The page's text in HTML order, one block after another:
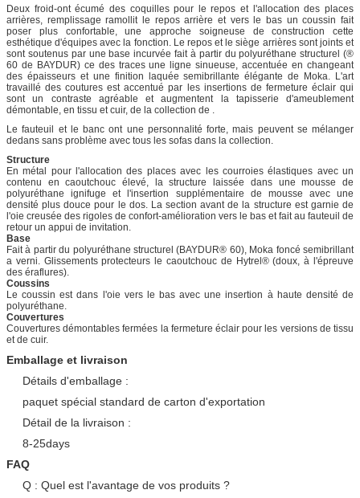
Deux froid-ont écumé des coquilles pour le repos et l'allocation des places
arrières, remplissage ramollit le repos arrière et vers le bas un coussin fait
poser plus confortable, une approche soigneuse de construction cette
esthétique d'équipes avec la fonction. Le repos et le siège arrières sont joints et
sont soutenus par une base incurvée fait à partir du polyuréthane structurel (®
60 de BAYDUR) ce des traces une ligne sinueuse, accentuée en changeant
des épaisseurs et une finition laquée semibrillante élégante de Moka. L'art
travaillé des coutures est accentué par les insertions de fermeture éclair qui
sont un contraste agréable et augmentent la tapisserie d'ameublement
démontable, en tissu et cuir, de la collection de .
Le fauteuil et le banc ont une personnalité forte, mais peuvent se mélanger
dedans sans problème avec tous les sofas dans la collection.
Structure
En métal pour l'allocation des places avec les courroies élastiques avec un
contenu en caoutchouc élevé, la structure laissée dans une mousse de
polyuréthane ignifuge et l'insertion supplémentaire de mousse avec une
densité plus douce pour le dos. La section avant de la structure est garnie de
l'oie creusée des rigoles de confort-amélioration vers le bas et fait au fauteuil de
retour un appui de invitation.
Base
Fait à partir du polyuréthane structurel (BAYDUR® 60), Moka foncé semibrillant
a verni. Glissements protecteurs le caoutchouc de Hytrel® (doux, à l'épreuve
des éraflures).
Coussins
Le coussin est dans l'oie vers le bas avec une insertion à haute densité de
polyuréthane.
Couvertures
Couvertures démontables fermées la fermeture éclair pour les versions de tissu
et de cuir.
Emballage et livraison
Détails d'emballage :
paquet spécial standard de carton d'exportation
Détail de la livraison :
8-25days
FAQ
Q : Quel est l'avantage de vos produits ?